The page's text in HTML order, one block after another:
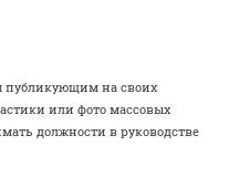
публикующим на своих
или фото массовых
должности в руководстве